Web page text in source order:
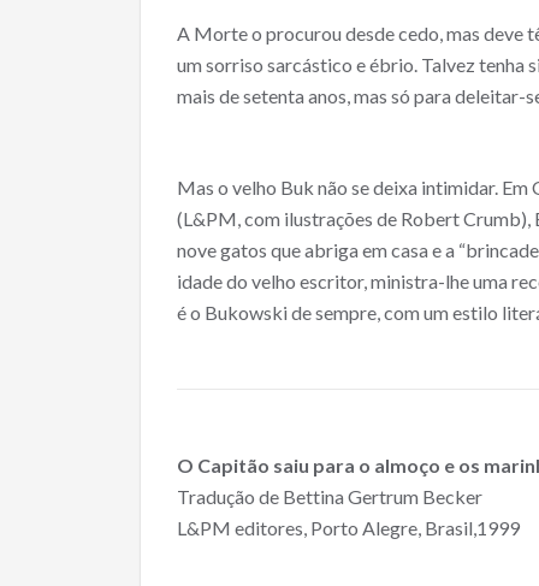
A Morte o procurou desde cedo, mas deve
um sorriso sarcástico e ébrio. Talvez tenha
mais de setenta anos, mas só para
Mas o velho Buk não se deixa intimidar.
(L&PM, com ilustrações de Robert Crumb),
nove gatos que abriga em casa e a
idade do velho escritor, ministra-lhe uma
é o Bukowski de sempre, com um estilo
O Capitão saiu para o almoço e os
Tradução de Bettina Gertrum Becker
L&PM editores, Porto Alegre, Brasil,1999